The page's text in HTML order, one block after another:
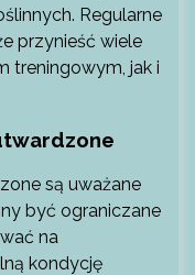
Regularne
przynieść wiele
treningowym, jak i
są uważane
być ograniczane
na
kondycję